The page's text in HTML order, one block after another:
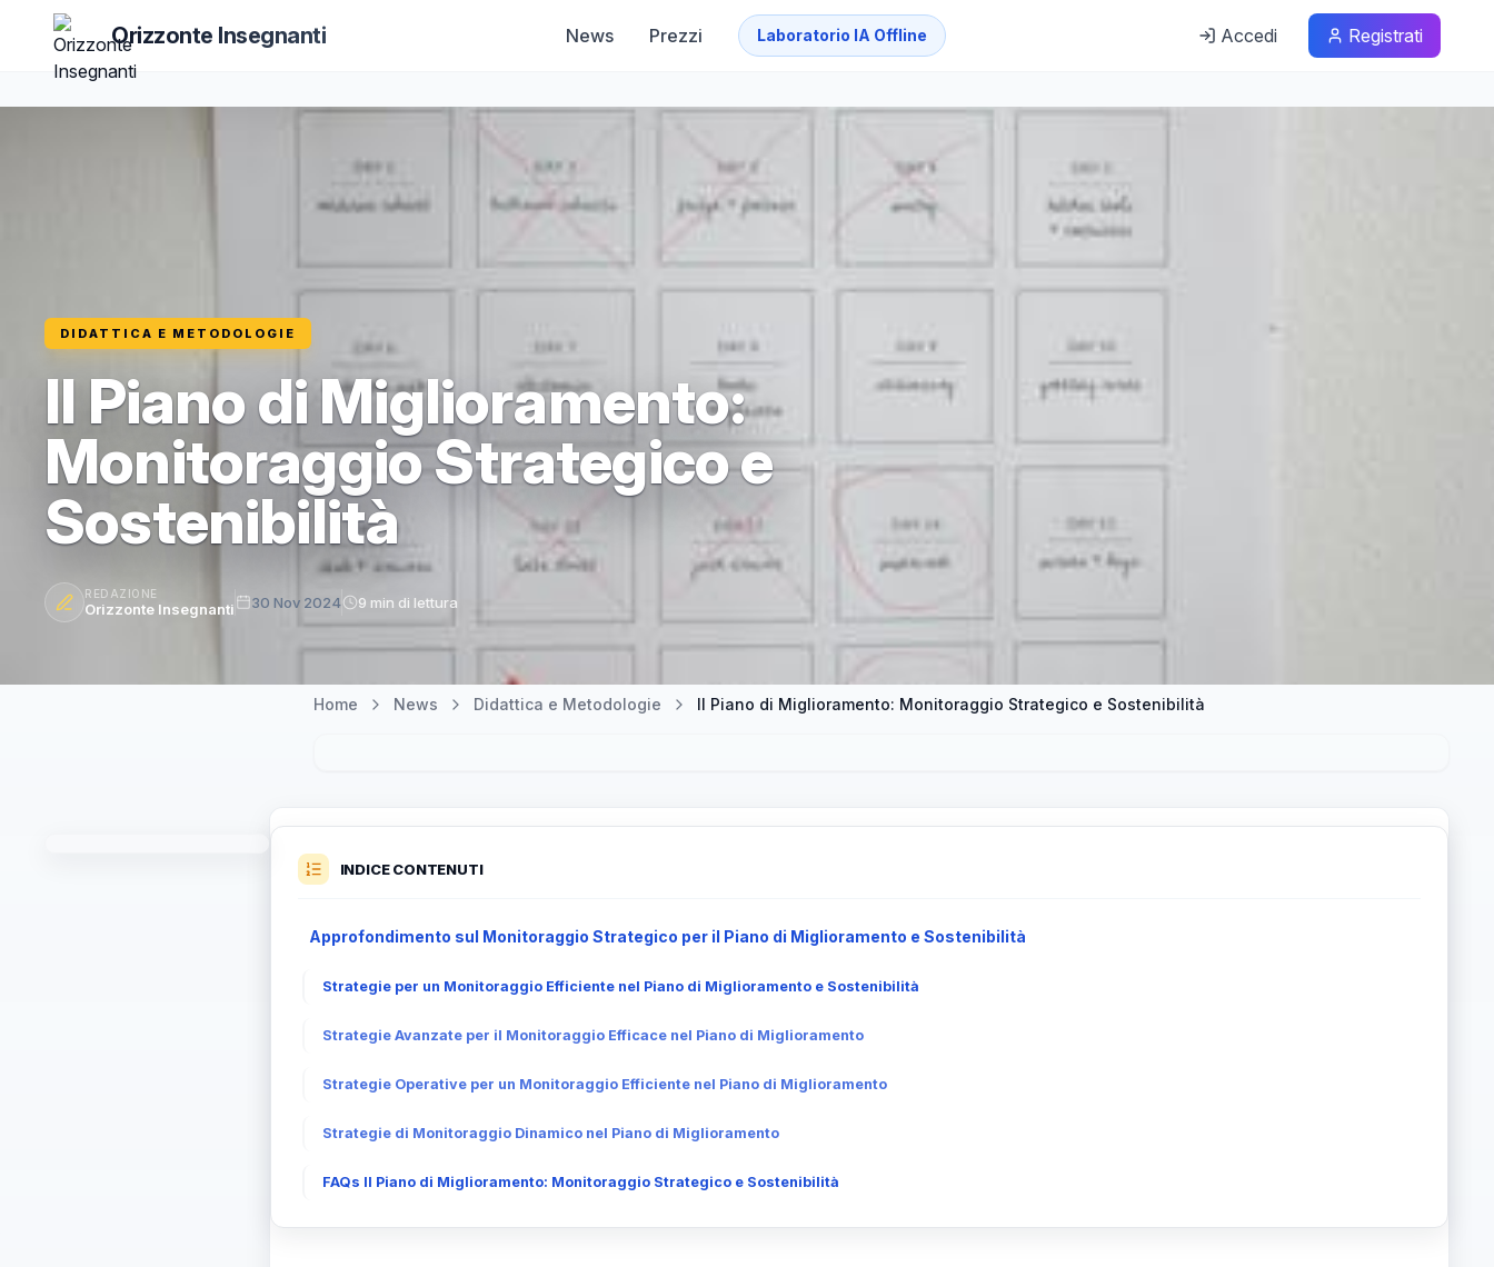
Orizzonte Insegnanti News Prezzi Laboratorio IA Offline Accedi Registrati
DIDATTICA E METODOLOGIE
Il Piano di Miglioramento:
Monitoraggio Strategico e
Sostenibilità
REDAZIONE
Orizzonte Insegnanti 30 Nov 2024 9 min di lettura
Home News Didattica e Metodologie Il Piano di Miglioramento: Monitoraggio Strategico e Sostenibilità
INDICE CONTENUTI
Approfondimento sul Monitoraggio Strategico per il Piano di Miglioramento e Sostenibilità
Strategie per un Monitoraggio Efficiente nel Piano di Miglioramento e Sostenibilità
Strategie Avanzate per il Monitoraggio Efficace nel Piano di Miglioramento
Strategie Operative per un Monitoraggio Efficiente nel Piano di Miglioramento
Strategie di Monitoraggio Dinamico nel Piano di Miglioramento
FAQs Il Piano di Miglioramento: Monitoraggio Strategico e Sostenibilità